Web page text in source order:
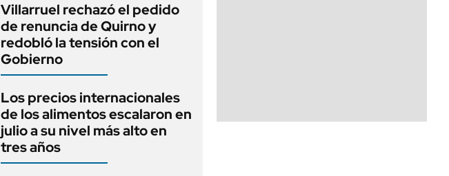
Villarruel rechazó el pedido
de renuncia de Quirno y
redobló la tensión con el
Gobierno
Los precios internacionales
de los alimentos escalaron en
julio a su nivel más alto en
tres años